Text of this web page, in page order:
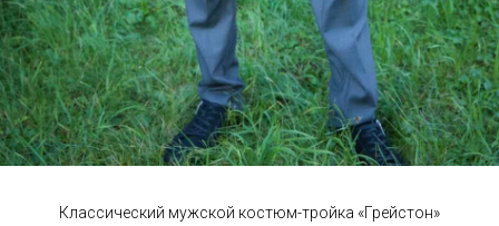
Классический мужской костюм-тройка «Грейстон»